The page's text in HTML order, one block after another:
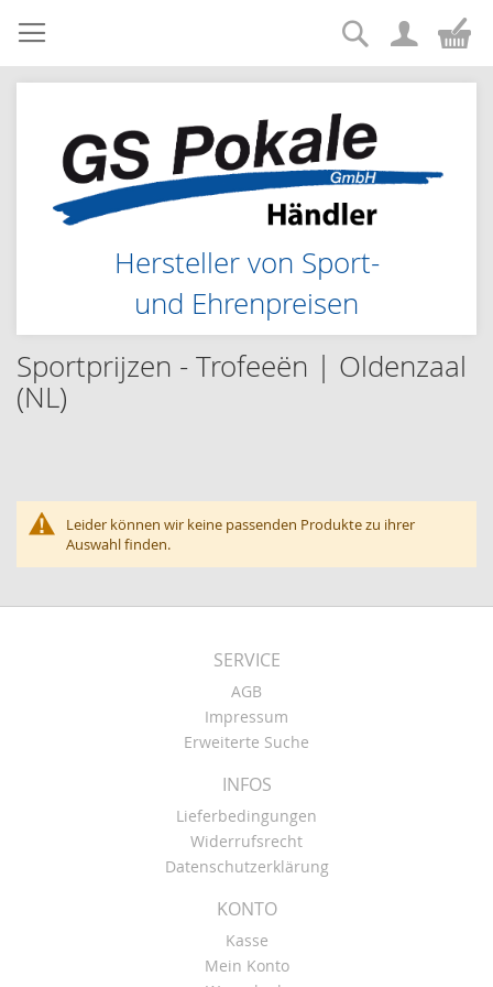
Zum
Inhalt
springen
Hersteller von Sport-
und Ehrenpreisen
Suche
Sportprijzen - Trofeeën | Oldenzaal
(NL)
Leider können wir keine passenden Produkte zu ihrer
Auswahl finden.
SERVICE
AGB
Impressum
Erweiterte Suche
INFOS
Lieferbedingungen
Widerrufsrecht
Datenschutzerklärung
KONTO
Kasse
Mein Konto